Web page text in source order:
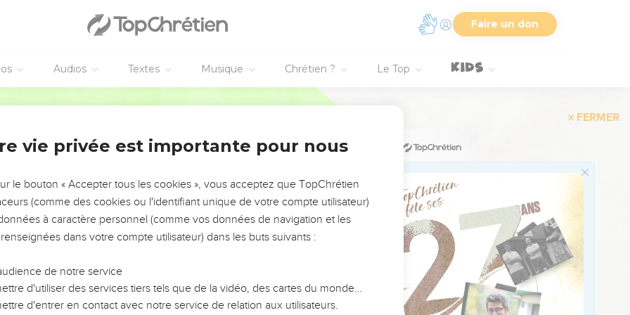
Faire un don
Audios Textes Musique Chrétien ? Le Top
dans un champ : l'un sera pris et l'autre laissé ;
puisque vous ignorez à quel moment votre Seigneur viendra.
le maître de la maison savait à quelle heure de la nuit le voleur doit venir, il resterait
percer les murs de sa maison.
et le serviteur infidèle
fidèle et prudent que son maître a établi responsable des gens de sa maison
en temps voulu ?
son maître, à son arrivée, trouvera occupé à son travail !
il l'établira responsable de tous ses biens.
serviteur, qui se dit en lui-même : ‘Mon maître tarde à venir’,
compagnons, s'il mange et boit avec les ivrognes,
vie privée est importante pour nous
le bouton « Accepter tous les cookies », vous acceptez que TopChrétien
(comme des cookies ou l'identifiant unique de votre compte utilisateur)
à caractère personnel (comme vos données de navigation et les
dans votre compte utilisateur) dans les buts suivants :
de notre service
d'utiliser des services tiers tels que de la vidéo, des cartes du monde…
d'entrer en contact avec notre service de relation aux utilisateurs.